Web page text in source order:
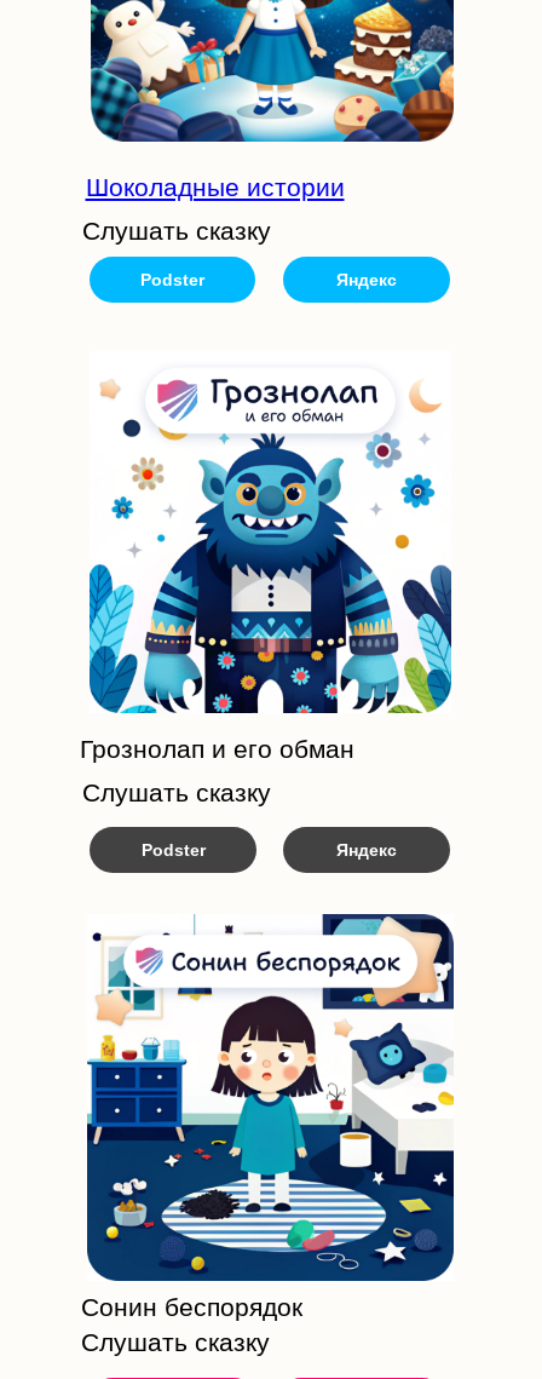
Шоколадные истории
Podster Яндекс
Podster Яндекс
Слушать сказку
Слушать сказку
Сонин беспорядок
Слушать сказку
Грознолап и его обман